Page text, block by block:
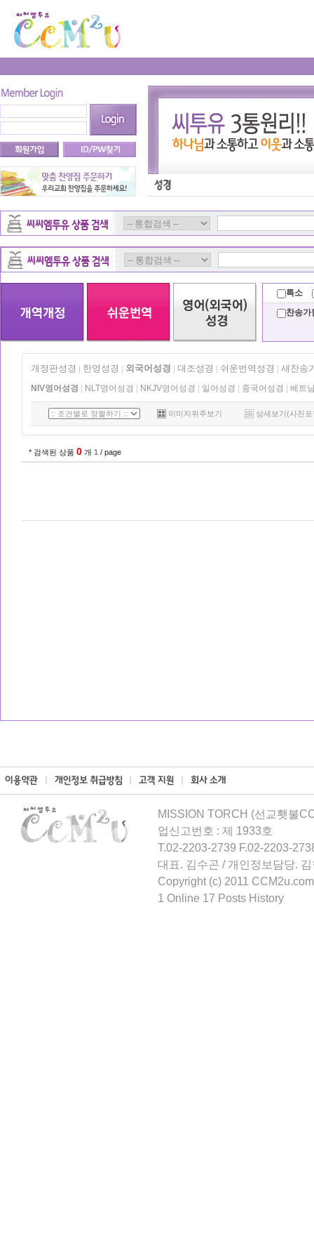
특소
찬송가
개정판성경 한영성경 외국어성경 대조성경 쉬운번역성경 새찬송
NIV영어성경 NLT영어성경 NKJV영어성경 일어성경 중국어성경 베트
이미지위주보기 상세보기(사진
* 검색된 상품 0 개 1 / page
MISSION TORCH (선교횃불
업신고번호 : 제 1933호
T.02-2203-2739 F.02-2203-
대표. 김수곤 / 개인정보담당.
Copyright (c) 2011
1 Online 17 Posts History